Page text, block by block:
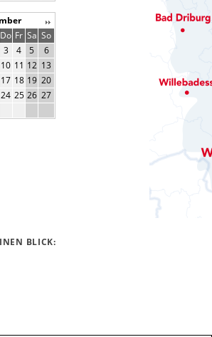
Do Fr Sa So
3 4 5
6
10 11 12 13
17 18 19 20
24 25 26 27
BLICK: